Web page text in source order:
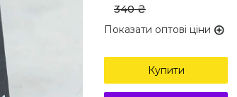
340 ₴
Показати оптові ціни
Купити